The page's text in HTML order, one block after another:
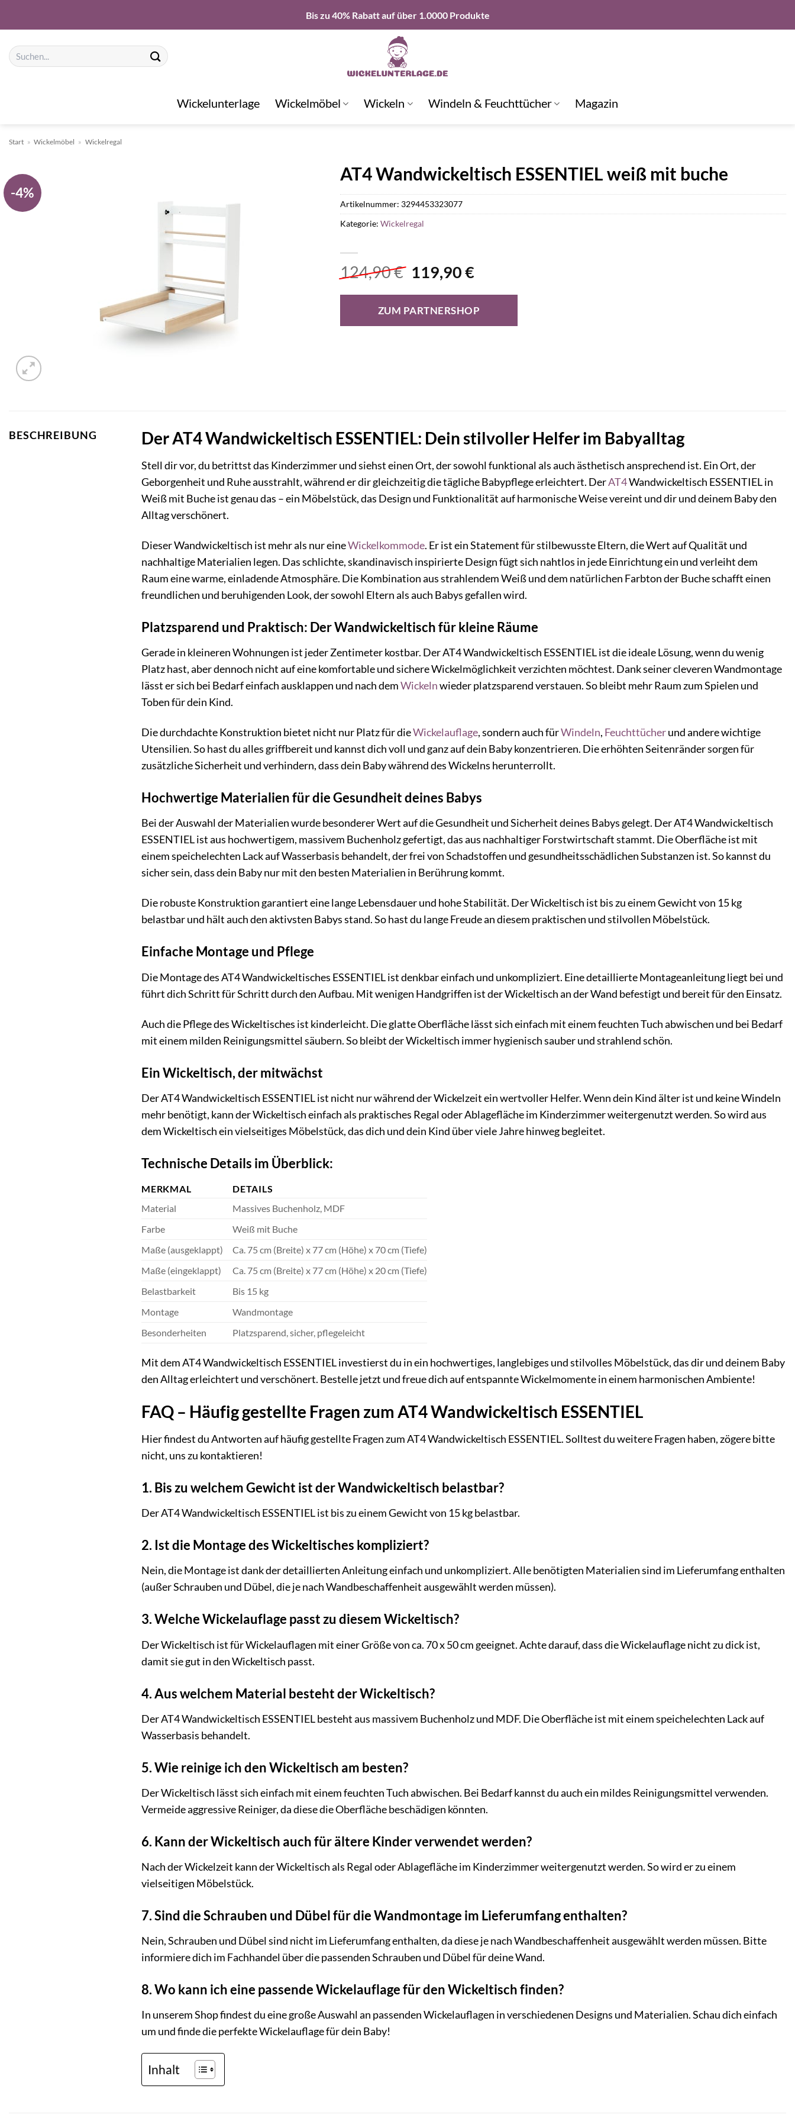
Bis zu 40% Rabatt auf über 1.0000 Produkte
Suchen
nach:
Wickelunterlage Wickelmöbel Wickeln Windeln & Feuchttücher Magazin
Start » Wickelmöbel » Wickelregal
-4%
AT4 Wandwickeltisch ESSENTIEL weiß mit buche
124,90€ Ursprünglicher
Preis
war:
124,90 €
119,90€Aktueller
ist:
119,90 €.
ZUM PARTNERSHOP
Artikelnummer: 3294453323077
Kategorie: Wickelregal
BESCHREIBUNG Der AT4 Wandwickeltisch ESSENTIEL: Dein stilvoller Helfer im Babyalltag
Stell dir vor, du betrittst das Kinderzimmer und siehst einen Ort, der sowohl funktional als auch ästhetisch ansprechend ist. Ein Ort, der
Geborgenheit und Ruhe ausstrahlt, während er dir gleichzeitig die tägliche Babypflege erleichtert. DerAT4Wandwickeltisch ESSENTIEL in
Weiß mit Buche ist genau das – ein Möbelstück, das Design und Funktionalität auf harmonische Weise vereint und dir und deinem Baby den
Alltag verschönert.
Dieser Wandwickeltisch ist mehr als nur eineWickelkommode. Er ist ein Statement für stilbewusste Eltern, die Wert auf Qualität und
nachhaltige Materialien legen. Das schlichte, skandinavisch inspirierte Design fügt sich nahtlos in jede Einrichtung ein und verleiht dem
Raum eine warme, einladende Atmosphäre. Die Kombination aus strahlendem Weiß und dem natürlichen Farbton der Buche schafft einen
freundlichen und beruhigenden Look, der sowohl Eltern als auch Babys gefallen wird.
Platzsparend und Praktisch: Der Wandwickeltisch für kleine Räume
Gerade in kleineren Wohnungen ist jeder Zentimeter kostbar. Der AT4 Wandwickeltisch ESSENTIEL ist die ideale Lösung, wenn du wenig
Platz hast, aber dennoch nicht auf eine komfortable und sichere Wickelmöglichkeit verzichten möchtest. Dank seiner cleveren Wandmontage
lässt er sich bei Bedarf einfach ausklappen und nach demWickelnwieder platzsparend verstauen. So bleibt mehr Raum zum Spielen und
Toben für dein Kind.
Die durchdachte Konstruktion bietet nicht nur Platz für dieWickelauflage, sondern auch fürWindeln, Feuchttücherund andere wichtige
Utensilien. So hast du alles griffbereit und kannst dich voll und ganz auf dein Baby konzentrieren. Die erhöhten Seitenränder sorgen für
zusätzliche Sicherheit und verhindern, dass dein Baby während des Wickelns herunterrollt.
Hochwertige Materialien für die Gesundheit deines Babys
Bei der Auswahl der Materialien wurde besonderer Wert auf die Gesundheit und Sicherheit deines Babys gelegt. Der AT4 Wandwickeltisch
ESSENTIEL ist aus hochwertigem, massivem Buchenholz gefertigt, das aus nachhaltiger Forstwirtschaft stammt. Die Oberfläche ist mit
einem speichelechten Lack auf Wasserbasis behandelt, der frei von Schadstoffen und gesundheitsschädlichen Substanzen ist. So kannst du
sicher sein, dass dein Baby nur mit den besten Materialien in Berührung kommt.
Die robuste Konstruktion garantiert eine lange Lebensdauer und hohe Stabilität. Der Wickeltisch ist bis zu einem Gewicht von 15 kg
belastbar und hält auch den aktivsten Babys stand. So hast du lange Freude an diesem praktischen und stilvollen Möbelstück.
Einfache Montage und Pflege
Die Montage des AT4 Wandwickeltisches ESSENTIEL ist denkbar einfach und unkompliziert. Eine detaillierte Montageanleitung liegt bei und
führt dich Schritt für Schritt durch den Aufbau. Mit wenigen Handgriffen ist der Wickeltisch an der Wand befestigt und bereit für den Einsatz.
Auch die Pflege des Wickeltisches ist kinderleicht. Die glatte Oberfläche lässt sich einfach mit einem feuchten Tuch abwischen und bei Bedarf
mit einem milden Reinigungsmittel säubern. So bleibt der Wickeltisch immer hygienisch sauber und strahlend schön.
Ein Wickeltisch, der mitwächst
Der AT4 Wandwickeltisch ESSENTIEL ist nicht nur während der Wickelzeit ein wertvoller Helfer. Wenn dein Kind älter ist und keine Windeln
mehr benötigt, kann der Wickeltisch einfach als praktisches Regal oder Ablagefläche im Kinderzimmer weitergenutzt werden. So wird aus
dem Wickeltisch ein vielseitiges Möbelstück, das dich und dein Kind über viele Jahre hinweg begleitet.
Technische Details im Überblick:
MERKMAL
DETAILS
Material
Massives Buchenholz, MDF
Farbe
Weiß mit Buche
Maße (ausgeklappt)
Ca. 75 cm (Breite) x 77 cm (Höhe) x 70 cm (Tiefe)
Maße (eingeklappt)
Ca. 75 cm (Breite) x 77 cm (Höhe) x 20 cm (Tiefe)
Belastbarkeit
Bis 15 kg
Montage
Wandmontage
Besonderheiten
Platzsparend, sicher, pflegeleicht
Mit dem AT4 Wandwickeltisch ESSENTIEL investierst du in ein hochwertiges, langlebiges und stilvolles Möbelstück, das dir und deinem Baby
den Alltag erleichtert und verschönert. Bestelle jetzt und freue dich auf entspannte Wickelmomente in einem harmonischen Ambiente!
FAQ – Häufig gestellte Fragen zum AT4 Wandwickeltisch ESSENTIEL
Hier findest du Antworten auf häufig gestellte Fragen zum AT4 Wandwickeltisch ESSENTIEL. Solltest du weitere Fragen haben, zögere bitte
nicht, uns zu kontaktieren!
1. Bis zu welchem Gewicht ist der Wandwickeltisch belastbar?
Der AT4 Wandwickeltisch ESSENTIEL ist bis zu einem Gewicht von 15 kg belastbar.
2. Ist die Montage des Wickeltisches kompliziert?
Nein, die Montage ist dank der detaillierten Anleitung einfach und unkompliziert. Alle benötigten Materialien sind im Lieferumfang enthalten
(außer Schrauben und Dübel, die je nach Wandbeschaffenheit ausgewählt werden müssen).
3. Welche Wickelauflage passt zu diesem Wickeltisch?
Der Wickeltisch ist für Wickelauflagen mit einer Größe von ca. 70 x 50 cm geeignet. Achte darauf, dass die Wickelauflage nicht zu dick ist,
damit sie gut in den Wickeltisch passt.
4. Aus welchem Material besteht der Wickeltisch?
Der AT4 Wandwickeltisch ESSENTIEL besteht aus massivem Buchenholz und MDF. Die Oberfläche ist mit einem speichelechten Lack auf
Wasserbasis behandelt.
5. Wie reinige ich den Wickeltisch am besten?
Der Wickeltisch lässt sich einfach mit einem feuchten Tuch abwischen. Bei Bedarf kannst du auch ein mildes Reinigungsmittel verwenden.
Vermeide aggressive Reiniger, da diese die Oberfläche beschädigen könnten.
6. Kann der Wickeltisch auch für ältere Kinder verwendet werden?
Nach der Wickelzeit kann der Wickeltisch als Regal oder Ablagefläche im Kinderzimmer weitergenutzt werden. So wird er zu einem
vielseitigen Möbelstück.
7. Sind die Schrauben und Dübel für die Wandmontage im Lieferumfang enthalten?
Nein, Schrauben und Dübel sind nicht im Lieferumfang enthalten, da diese je nach Wandbeschaffenheit ausgewählt werden müssen. Bitte
informiere dich im Fachhandel über die passenden Schrauben und Dübel für deine Wand.
8. Wo kann ich eine passende Wickelauflage für den Wickeltisch finden?
In unserem Shop findest du eine große Auswahl an passenden Wickelauflagen in verschiedenen Designs und Materialien. Schau dich einfach
um und finde die perfekte Wickelauflage für dein Baby!
Inhalt